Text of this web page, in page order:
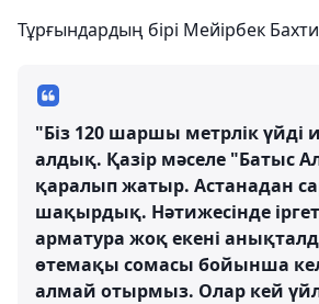
Тұрғындардың бірі Мейірбек
"Біз 120 шаршы метрлік үйді
алдық. Қазір мәселе "Батыс
қаралып жатыр. Астанадан
шақырдық. Нәтижесінде
арматура жоқ екені
өтемақы сомасы бойынша
алмай отырмыз. Олар кей